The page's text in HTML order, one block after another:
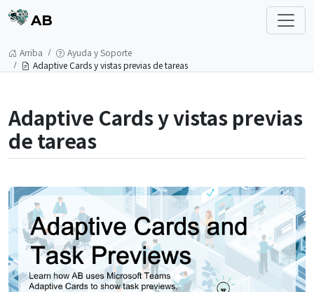
AB
Arriba
Ayuda y Soporte
Adaptive Cards y vistas previas de tareas
Adaptive Cards y vistas previas
de tareas